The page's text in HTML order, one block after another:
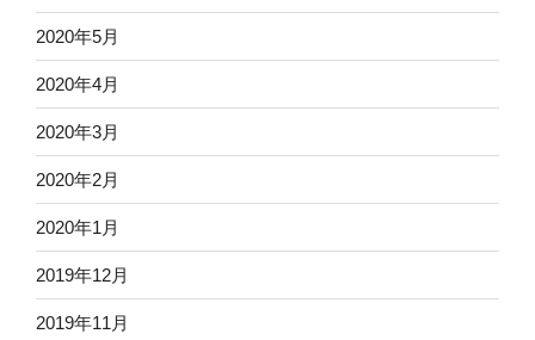
2020年5月
2020年4月
2020年3月
2020年2月
2020年1月
2019年12月
2019年11月